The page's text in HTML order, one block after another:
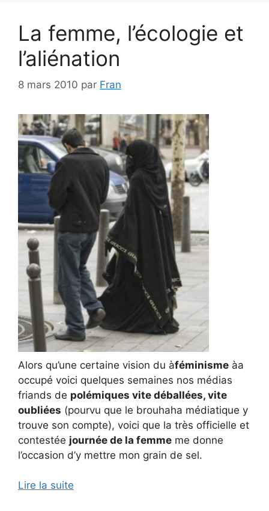
La femme, l’écologie et
l’aliénation
8 mars 2010 par Fran
Alors qu’une certaine vision du àféminisme àa
occupé voici quelques semaines nos médias
friands de polémiques vite déballées, vite
oubliées (pourvu que le brouhaha médiatique y
trouve son compte), voici que la très officielle et
contestée journée de la femme me donne
l’occasion d’y mettre mon grain de sel.
Lire la suite